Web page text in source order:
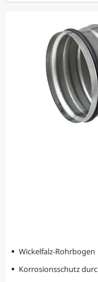
Wickelfalz-Rohrbogen
Korrosionsschutz